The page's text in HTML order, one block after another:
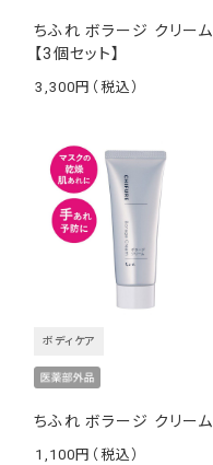
ちふれ ボラージ クリーム
【3個セット】
3,300
ちふれ ボラージ クリーム
ボディケア
1,100